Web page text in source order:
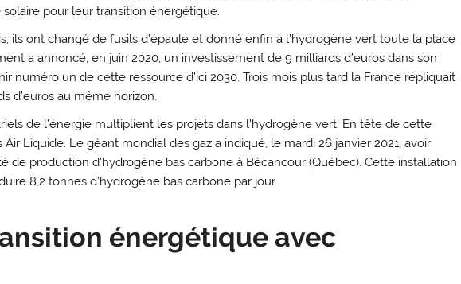
pour leur transition énergétique.
ils ont changé de fusils d’épaule et donné enfin à l’hydrogène vert toute la place
a annoncé, en juin 2020, un investissement de 9 milliards d’euros dans son
numéro un de cette ressource d’ici 2030. Trois mois plus tard la France répliquait
d’euros au même horizon.
de l’énergie multiplient les projets dans l’hydrogène vert. En tête de cette
Liquide. Le géant mondial des gaz a indiqué, le mardi 26 janvier 2021, avoir
de production d’hydrogène bas carbone à Bécancour (Québec). Cette installation
8,2 tonnes d’hydrogène bas carbone par jour.
énergétique avec